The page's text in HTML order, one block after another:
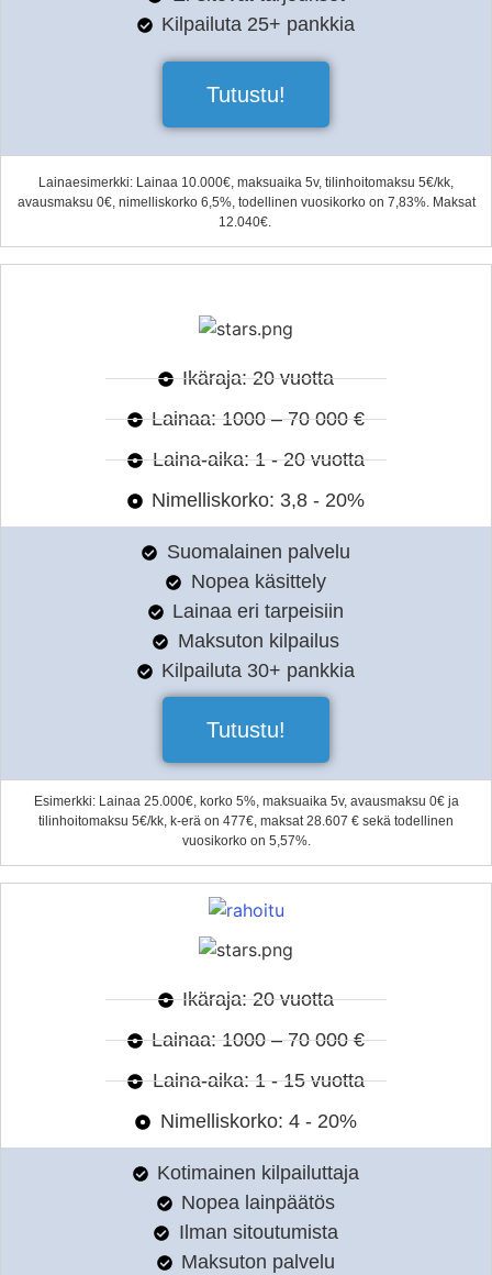
Kilpailuta 25+ pankkia
Tutustu!
Lainaesimerkki: Lainaa 10.000€, maksuaika 5v, tilinhoitomaksu 5€/kk,
avausmaksu 0€, nimelliskorko 6,5%, todellinen vuosikorko on 7,83%. Maksat
12.040€.
Ikäraja: 20 vuotta
Lainaa: 1000 – 70 000 €
Laina-aika: 1 - 20 vuotta
Nimelliskorko: 3,8 - 20%
Suomalainen palvelu
Nopea käsittely
Lainaa eri tarpeisiin
Maksuton kilpailus
Kilpailuta 30+ pankkia
Tutustu!
Esimerkki: Lainaa 25.000€, korko 5%, maksuaika 5v, avausmaksu 0€ ja
tilinhoitomaksu 5€/kk, k-erä on 477€, maksat 28.607 € sekä todellinen
vuosikorko on 5,57%.
Ikäraja: 20 vuotta
Lainaa: 1000 – 70 000 €
Laina-aika: 1 - 15 vuotta
Nimelliskorko: 4 - 20%
Kotimainen kilpailuttaja
Nopea lainpäätös
Ilman sitoutumista
Maksuton palvelu